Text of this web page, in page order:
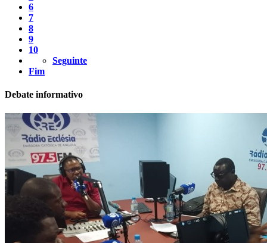
6
7
8
9
10
Seguinte
Fim
Debate informativo